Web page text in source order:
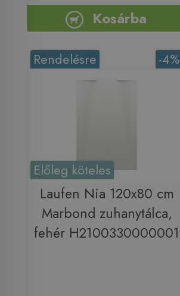
Kosárba
-4%
Rendelésre
Előleg köteles
Laufen Nia 120x80 cm
Marbond zuhanytálca,
fehér H2100330000001